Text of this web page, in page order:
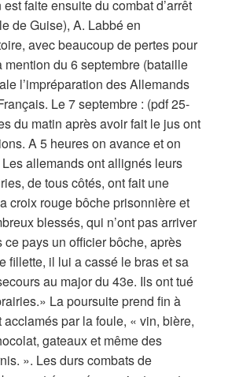
faite ensuite du combat d’arrêt
de Guise), A. Labbé en
avec beaucoup de pertes pour
mention du 6 septembre (bataille
l’impréparation des Allemands
Le 7 septembre : (pdf 25-
du matin après avoir fait le jus ont
A 5 heures on avance et on
allemands ont allignés leurs
de tous côtés, ont fait une
croix rouge bôche prisonnière et
blessés, qui n’ont pas arriver
ce pays un officier bôche, après
fillette, il lui a cassé le bras et sa
au major du 43e. Ils ont tué
La poursuite prend fin à
par la foule, « vin, bière,
gateaux et même des
». Les durs combats de